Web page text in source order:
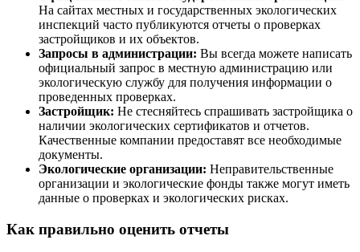
На сайтах местных и государственных экологических
инспекций часто публикуются отчеты о проверках
застройщиков и их объектов.
Запросы в администрации: Вы всегда можете написать
официальный запрос в местную администрацию или
экологическую службу для получения информации о
проведенных проверках.
Застройщик: Не стесняйтесь спрашивать застройщика о
наличии экологических сертификатов и отчетов.
Качественные компании предоставят все необходимые
документы.
Экологические организации: Неправительственные
организации и экологические фонды также могут иметь
данные о проверках и экологических рисках.
Как правильно оценить отчеты